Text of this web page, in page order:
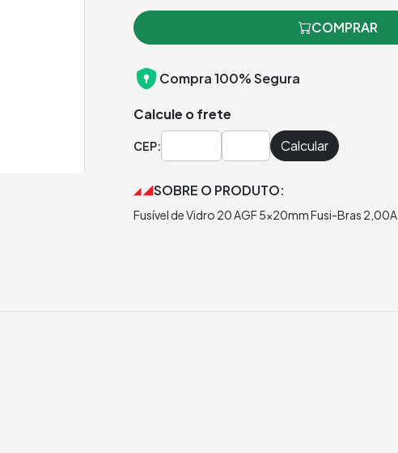
COMPRAR
Compra 100% Segura
Calcule o frete
CEP: Calcular
SOBRE O PRODUTO:
Fusível de Vidro 20 AGF 5x20mm Fusi-Bras 2,00A